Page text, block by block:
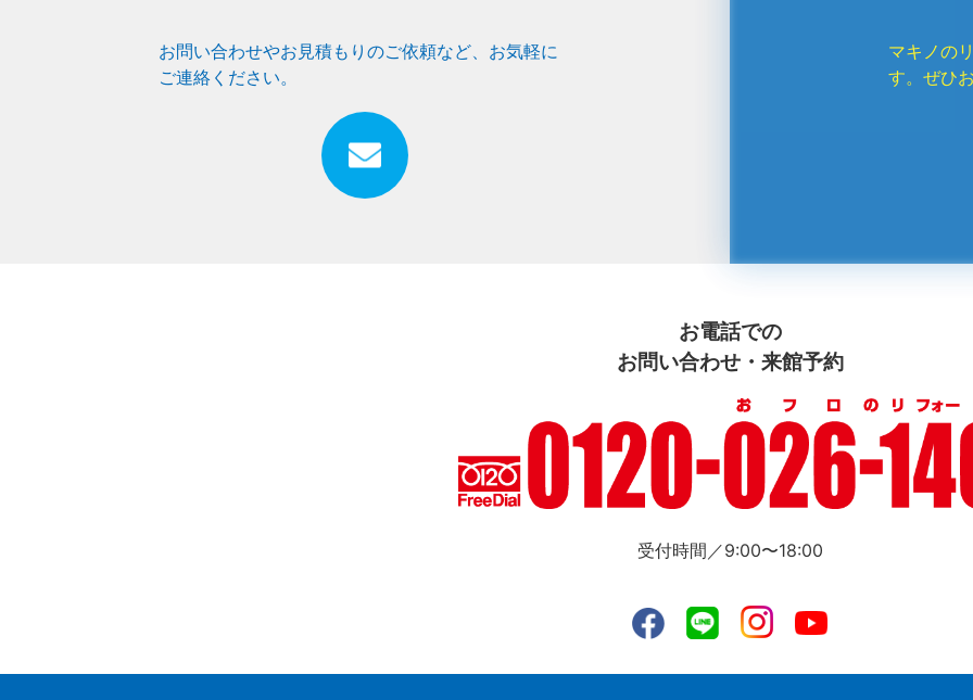
お問い合わせやお見積もりのご依頼など、お気軽に
ご連絡ください。
マキノの
す。ぜひ
お電話での
お問い合わせ・来館予約
受付時間／9:00〜18:00